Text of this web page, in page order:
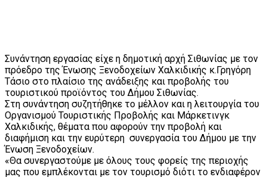
Συνάντηση εργασίας είχε η δημοτική αρχή Σιθωνίας με τον
πρόεδρο της Ένωσης Ξενοδοχείων Χαλκιδικής κ.Γρηγόρη
Τάσιο στο πλαίσιο της ανάδειξης και προβολής του
τουριστικού προϊόντος του Δήμου Σιθωνίας.
Στη συνάντηση συζητήθηκε το μέλλον και η λειτουργία του
Οργανισμού Τουριστικής Προβολής και Μάρκετινγκ
Χαλκιδικής, θέματα που αφορούν την προβολή και
διαφήμιση και την ευρύτερη συνεργασία του Δήμου με την
Ένωση Ξενοδοχείων.
«Θα συνεργαστούμε με όλους τους φορείς της περιοχής
μας που εμπλέκονται με τον τουρισμό διότι το ενδιαφέρον